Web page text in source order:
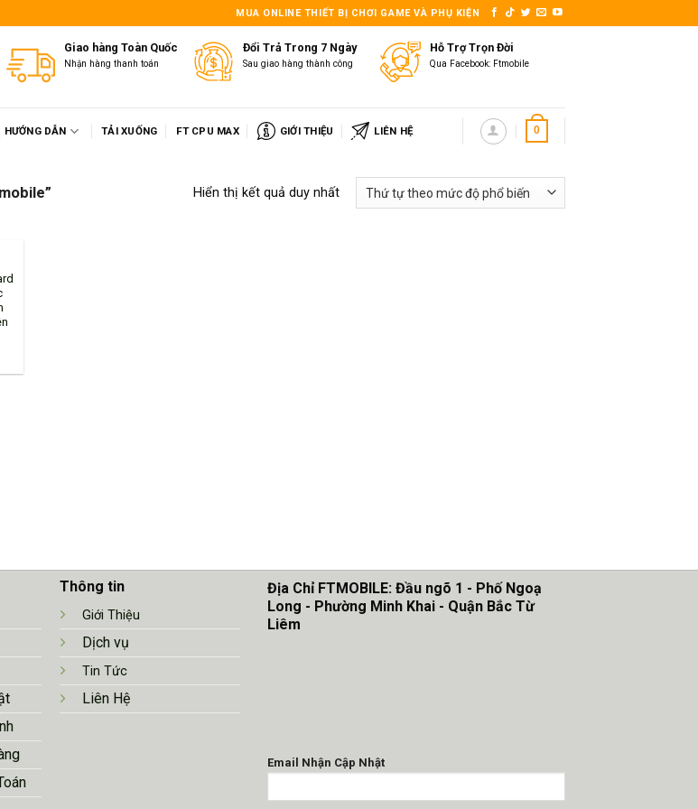
MUA ONLINE THIẾT BỊ CHƠI GAME VÀ PHỤ KIỆN
Giao hàng Toàn Quốc
Nhận hàng thanh toán
Đổi Trả Trong 7 Ngày
Sau giao hàng thành công
Hỗ Trợ Trọn Đời
Qua Facebook: Ftmobile
HƯỚNG DẪN TẢI XUỐNG FT CPU MAX GIỚI THIỆU LIÊN HỆ 0
Hiển thị kết quả duy nhất
Thông tin
Giới Thiệu
Dịch vụ
Tin Tức
Liên Hệ
Địa Chỉ FTMOBILE: Đầu ngõ 1 - Phố Ngoạ
Long - Phường Minh Khai - Quận Bắc Từ
Liêm
Email Nhận Cập Nhật